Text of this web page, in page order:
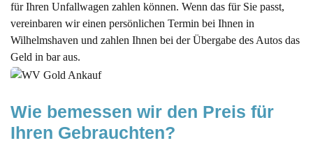
für Ihren Unfallwagen zahlen können. Wenn das für Sie passt,
vereinbaren wir einen persönlichen Termin bei Ihnen in
Wilhelmshaven und zahlen Ihnen bei der Übergabe des Autos das
Geld in bar aus.
Wie bemessen wir den Preis für
Ihren Gebrauchten?